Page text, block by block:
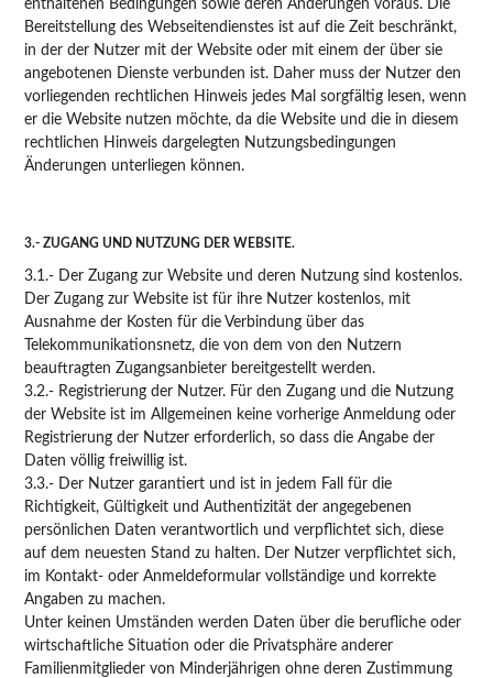
enthaltenen Bedingungen sowie deren Änderungen voraus. Die
Bereitstellung des Webseitendienstes ist auf die Zeit beschränkt,
in der der Nutzer mit der Website oder mit einem der über sie
angebotenen Dienste verbunden ist. Daher muss der Nutzer den
vorliegenden rechtlichen Hinweis jedes Mal sorgfältig lesen, wenn
er die Website nutzen möchte, da die Website und die in diesem
rechtlichen Hinweis dargelegten Nutzungsbedingungen
Änderungen unterliegen können.
3.- ZUGANG UND NUTZUNG DER WEBSITE.
3.1.- Der Zugang zur Website und deren Nutzung sind kostenlos.
Der Zugang zur Website ist für ihre Nutzer kostenlos, mit
Ausnahme der Kosten für die Verbindung über das
Telekommunikationsnetz, die von dem von den Nutzern
beauftragten Zugangsanbieter bereitgestellt werden.
3.2.- Registrierung der Nutzer. Für den Zugang und die Nutzung
der Website ist im Allgemeinen keine vorherige Anmeldung oder
Registrierung der Nutzer erforderlich, so dass die Angabe der
Daten völlig freiwillig ist.
3.3.- Der Nutzer garantiert und ist in jedem Fall für die
Richtigkeit, Gültigkeit und Authentizität der angegebenen
persönlichen Daten verantwortlich und verpflichtet sich, diese
auf dem neuesten Stand zu halten. Der Nutzer verpflichtet sich,
im Kontakt- oder Anmeldeformular vollständige und korrekte
Angaben zu machen.
Unter keinen Umständen werden Daten über die berufliche oder
wirtschaftliche Situation oder die Privatsphäre anderer
Familienmitglieder von Minderjährigen ohne deren Zustimmung